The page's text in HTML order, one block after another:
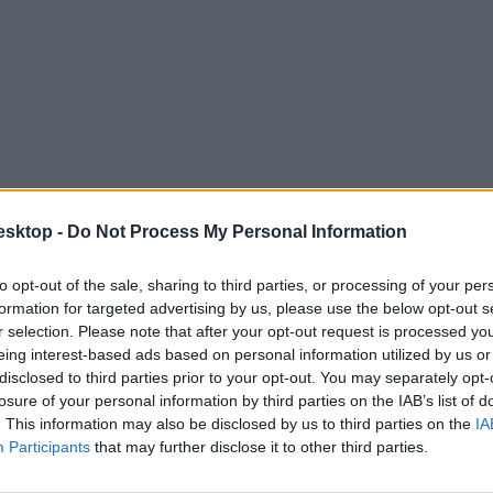
- Do Not Process My Personal Information
opt-out of the sale, sharing to third parties, or processing of your
for targeted advertising by us, please use the below opt-out
selection. Please note that after your opt-out request is processed
interest-based ads based on personal information utilized by us
to third parties prior to your opt-out. You may separately
of your personal information by third parties on the IAB’s list of
This information may also be disclosed by us to third parties on the
Participants that may further disclose it to other third parties.
szakok tavaly a pótfelvételin
hány diákot vettek fel tavaly, ezek közül hányan kerültek be